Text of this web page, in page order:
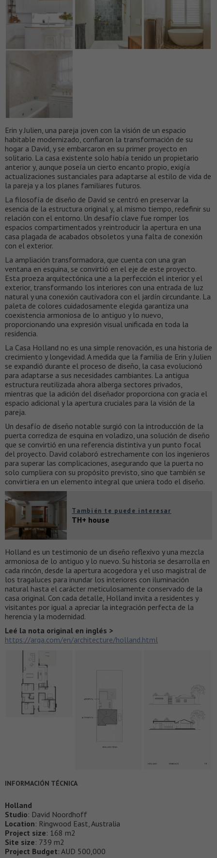
Erin y Julien, una pareja joven con la visión de un espacio
habitable modernizado, confiaron la transformación de su
hogar a David, y se embarcaron en su primer proyecto en
solitario. La casa existente solo había tenido un propietario
anterior y, aunque poseía un cierto encanto propio, exigía
actualizaciones sustanciales para adaptarse al estilo de vida de
la pareja y a los planes familiares futuros.
La filosofía de diseño de David se centró en preservar la
esencia de la estructura original y, al mismo tiempo, redefinir su
relación con el entorno. Un desafío clave fue romper los
espacios compartimentados y reintroducir la apertura en una
casa plagada de acabados obsoletos y una falta de conexión
con el exterior.
La ampliación transformadora, que cuenta con una gran
ventana en esquina, se convirtió en el eje de este proyecto.
Esta proeza arquitectónica une a la perfección el interior y el
exterior, transformando los interiores con una entrada de luz
natural y una conexión cautivadora con el jardín circundante. La
paleta de colores cuidadosamente elegida garantiza una
coexistencia armoniosa de lo antiguo y lo nuevo,
proporcionando una expresión visual unificada en toda la
residencia.
La Casa Holland no es una simple renovación, es una historia de
crecimiento y longevidad. A medida que la familia de Erin y Julien
se expandió durante el proceso de diseño, la casa evolucionó
para adaptarse a sus necesidades cambiantes. La antigua
estructura reutilizada ahora alberga sectores privados,
mientras que la adición del diseñador proporciona con gracia el
espacio adicional y la apertura cruciales para la visión de la
pareja.
Un desafío de diseño notable surgió con la introducción de la
puerta corrediza de esquina en voladizo, una solución de diseño
que se convirtió en una referencia distintiva y un punto focal
del proyecto. David colaboró ​​estrechamente con los ingenieros
para superar las complicaciones, asegurando que la puerta no
solo cumpliera con su propósito previsto, sino que también se
convirtiera en un elemento integral que uniera todo el diseño.
También te puede interesar
TH+ house
Holland es un testimonio de un diseño reflexivo y una mezcla
armoniosa de lo antiguo y lo nuevo. Su historia se desarrolla en
cada rincón, desde la apertura acogedora y el uso magistral de
los tragaluces para inundar los interiores con iluminación
natural hasta el carácter meticulosamente conservado de la
casa original. Con cada detalle, Holland invita a residentes y
visitantes por igual a apreciar la integración perfecta de la
herencia y la modernidad.
Leé la nota original en inglés >
https://arqa.com/en/architecture/holland.html
INFORMACIÓN TÉCNICA
Holland
Studio: David Noordhoff
Location: Ringwood East, Australia
Project size: 168 m2
Site size: 739 m2
Project Budget: AUD 500,000